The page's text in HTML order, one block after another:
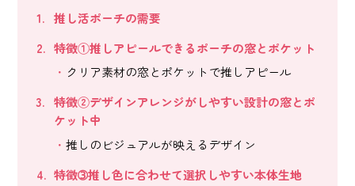
推し活ポーチの需要
特徴①推しアピールできるポーチの窓とポケット
クリア素材の窓とポケットで推しアピール
特徴②デザインアレンジがしやすい設計の窓とポ
ケット中
推しのビジュアルが映えるデザイン
特徴➂推し色に合わせて選択しやすい本体生地